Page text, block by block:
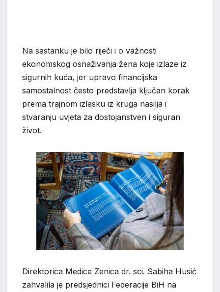
Na sastanku je bilo riječi i o važnosti
ekonomskog osnaživanja žena koje izlaze iz
sigurnih kuća, jer upravo financijska
samostalnost često predstavlja ključan korak
prema trajnom izlasku iz kruga nasilja i
stvaranju uvjeta za dostojanstven i siguran
život.
Direktorica Medice Zenica dr. sci. Sabiha Husić
zahvalila je predsjednici Federacije BiH na